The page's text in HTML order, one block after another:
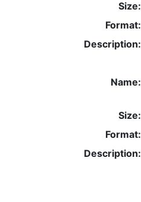
Size:
Format:
Description:
Name:
Size:
Format:
Description: